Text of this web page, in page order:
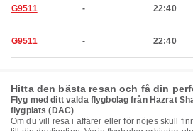
G9511 - 22:40
G9511 - 22:40
Hitta den bästa resan och få din
Flyg med ditt valda flygbolag från Hazrat
flygplats (DAC)
Om du vill resa i affärer eller för nöjes skull